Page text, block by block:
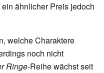
ähnlicher Preis jedoch
welche Charaktere
noch nicht
Ringe-Reihe wächst seit